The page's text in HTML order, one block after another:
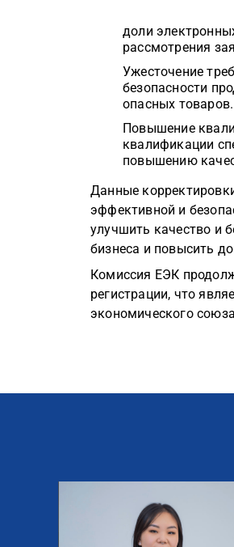
доли
рассмотрения
Ужесточение
безопасности
опасных товаров.
Повышение
квалификации
повышению
Данные
эффективной и
улучшить качество и
бизнеса и повысить
Комиссия ЕЭК
регистрации, что
экономического